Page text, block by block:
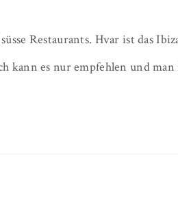
Restaurants. Hvar ist das
kann es nur empfehlen und